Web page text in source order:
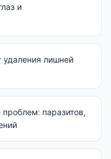
и
удаления лишней
паразитов,